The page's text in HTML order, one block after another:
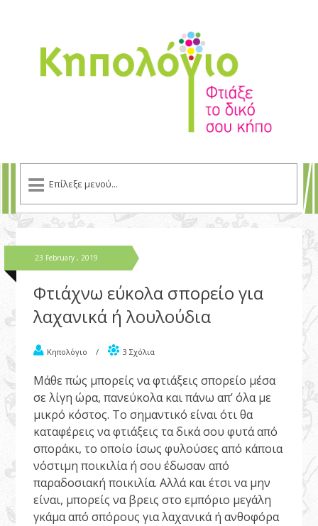
23 February , 2019
Φτιάχνω εύκολα σπορείο για
λαχανικά ή λουλούδια
Κηπολόγιο / 3 Σχόλια
Μάθε πώς μπορείς να φτιάξεις σπορείο μέσα
σε λίγη ώρα, πανεύκολα και πάνω απ’ όλα με
μικρό κόστος. Το σημαντικό είναι ότι θα
καταφέρεις να φτιάξεις τα δικά σου φυτά από
σποράκι, το οποίο ίσως φυλούσες από κάποια
νόστιμη ποικιλία ή σου έδωσαν από
παραδοσιακή ποικιλία. Αλλά και έτσι να μην
είναι, μπορείς να βρεις στο εμπόριο μεγάλη
γκάμα από σπόρους για λαχανικά ή ανθοφόρα